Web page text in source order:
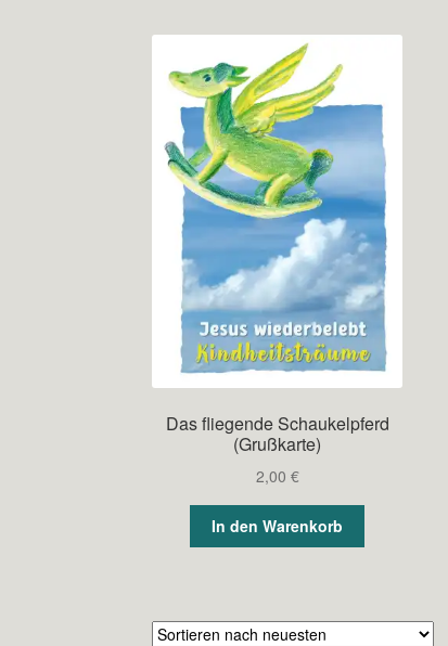
Das fliegende Schaukelpferd
(Grußkarte)
2,00 €
In den Warenkorb